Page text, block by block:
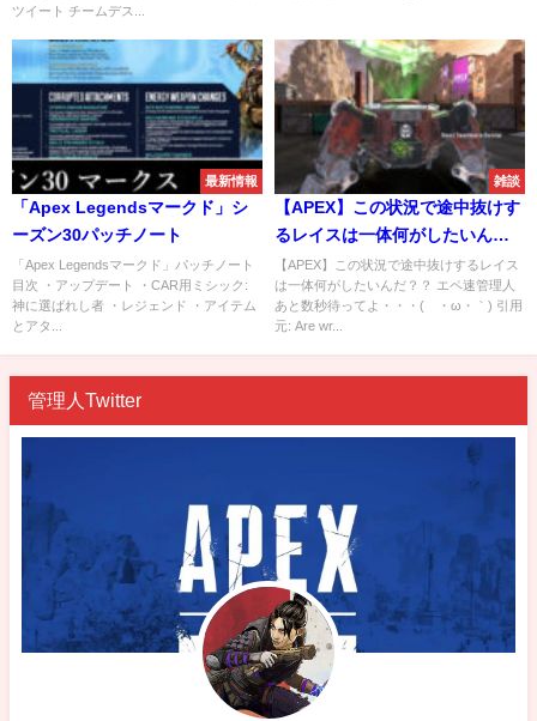
ツイート チームデス...
最新情報
「Apex Legendsマークド」シ
ーズン30パッチノート
「Apex Legendsマークド」パッチノート
目次 ・アップデート ・CAR用ミシック:
神に選ばれし者 ・レジェンド ・アイテム
とアタ...
雑談
【APEX】この状況で途中抜けす
るレイスは一体何がしたいん
だ？？
【APEX】この状況で途中抜けするレイス
は一体何がしたいんだ？？ エペ速管理人
あと数秒待ってよ・・・(´・ω・｀) 引用
元: Are wr...
管理人Twitter